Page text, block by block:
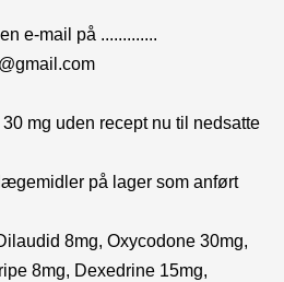
e-mail på .............
mg uden recept nu til nedsatte
på lager som anført
8mg, Oxycodone 30mg,
8mg, Dexedrine 15mg,